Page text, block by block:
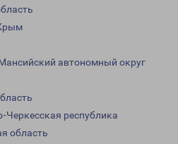
автономный округ
Черкесская республика
область